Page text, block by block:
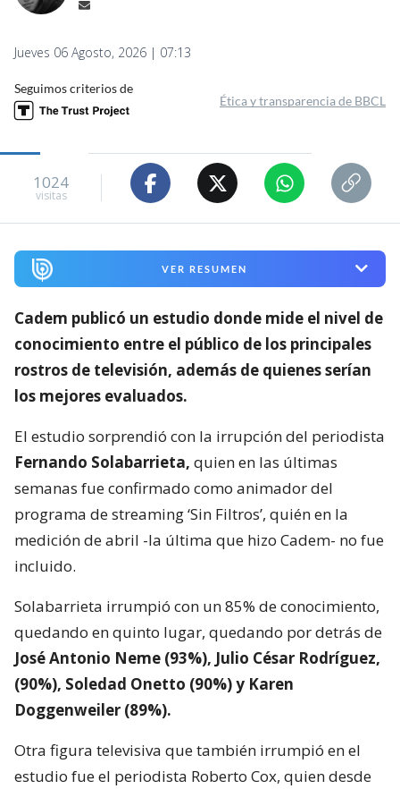
Jueves 06 Agosto, 2026 | 07:13
Seguimos criterios de
Ética y transparencia de BBCL
1024
visitas
VER RESUMEN
Cadem publicó un estudio donde mide el nivel de
conocimiento entre el público de los principales
rostros de televisión, además de quienes serían
los mejores evaluados.
El estudio sorprendió con la irrupción del periodista
Fernando Solabarrieta, quien en las últimas
semanas fue confirmado como animador del
programa de streaming ‘Sin Filtros’, quién en la
medición de abril -la última que hizo Cadem- no fue
incluido.
Solabarrieta irrumpió con un 85% de conocimiento,
quedando en quinto lugar, quedando por detrás de
José Antonio Neme (93%), Julio César Rodríguez,
(90%), Soledad Onetto (90%) y Karen
Doggenweiler (89%).
Otra figura televisiva que también irrumpió en el
estudio fue el periodista Roberto Cox, quien desde